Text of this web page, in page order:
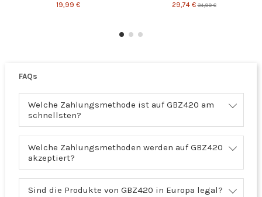
19,99 €
29,74 €34,99 €
FAQs
Welche Zahlungsmethode ist auf GBZ420 am
schnellsten?
Welche Zahlungsmethoden werden auf GBZ420
akzeptiert?
Sind die Produkte von GBZ420 in Europa legal?